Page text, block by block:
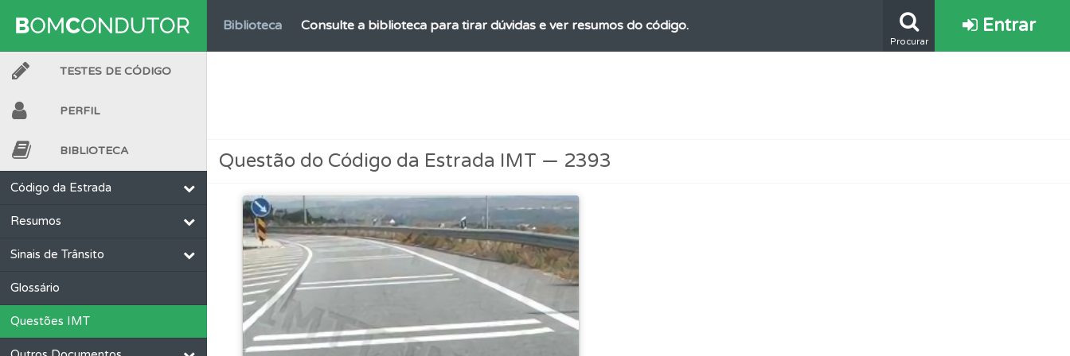
Biblioteca Consulte a biblioteca para tirar dúvidas e ver resumos do código.
Testes Veja o nível de dificuldade do teste quando o termina.
Perfil Consulte as suas estatísticas no seu perfil.
Perfil Veja os temas onde tem mais dificuldades no seu perfil.
Procurar
Entrar
TESTES DE CÓDIGO
PERFIL
BIBLIOTECA
Código da Estrada
Resumos
Sinais de Trânsito
Glossário
Questões IMT
Questão do Código da Estrada IMT — 2393